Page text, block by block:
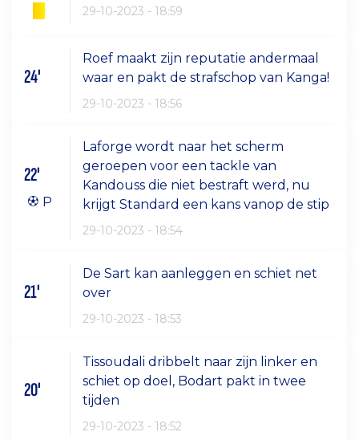
29-10-2023 - 18:59
24'
Roef maakt zijn reputatie andermaal
waar en pakt de strafschop van Kanga!
29-10-2023 - 18:56
22'
P
Laforge wordt naar het scherm
geroepen voor een tackle van
Kandouss die niet bestraft werd, nu
krijgt Standard een kans vanop de stip
29-10-2023 - 18:54
21'
De Sart kan aanleggen en schiet net
over
29-10-2023 - 18:53
20'
Tissoudali dribbelt naar zijn linker en
schiet op doel, Bodart pakt in twee
tijden
29-10-2023 - 18:52